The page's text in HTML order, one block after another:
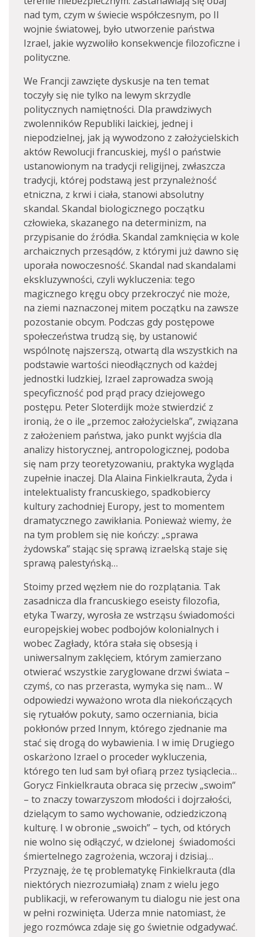
nad tym, czym w świecie współczesnym, po II
wojnie światowej, było utworzenie państwa
Izrael, jakie wyzwoliło konsekwencje filozoficzne i
polityczne.
We Francji zawzięte dyskusje na ten temat
toczyły się nie tylko na lewym skrzydle
politycznych namiętności. Dla prawdziwych
zwolenników Republiki laickiej, jednej i
niepodzielnej, jak ją wywodzono z założycielskich
aktów Rewolucji francuskiej, myśl o państwie
ustanowionym na tradycji religijnej, zwłaszcza
tradycji, której podstawą jest przynależność
etniczna, z krwi i ciała, stanowi absolutny
skandal. Skandal biologicznego początku
człowieka, skazanego na determinizm, na
przypisanie do źródła. Skandal zamknięcia w kole
archaicznych przesądów, z którymi już dawno się
uporała nowoczesność. Skandal nad skandalami
ekskluzywności, czyli wykluczenia: tego
magicznego kręgu obcy przekroczyć nie może,
na ziemi naznaczonej mitem początku na zawsze
pozostanie obcym. Podczas gdy postępowe
społeczeństwa trudzą się, by ustanowić
wspólnotę najszerszą, otwartą dla wszystkich na
podstawie wartości nieodłącznych od każdej
jednostki ludzkiej, Izrael zaprowadza swoją
specyficzność pod prąd pracy dziejowego
postępu. Peter Sloterdijk może stwierdzić z
ironią, że o ile „przemoc założycielska”, związana
z założeniem państwa, jako punkt wyjścia dla
analizy historycznej, antropologicznej, podoba
się nam przy teoretyzowaniu, praktyka wygląda
zupełnie inaczej. Dla Alaina Finkielkrauta, Żyda i
intelektualisty francuskiego, spadkobiercy
kultury zachodniej Europy, jest to momentem
dramatycznego zawikłania. Ponieważ wiemy, że
na tym problem się nie kończy: „sprawa
żydowska” stając się sprawą izraelską staje się
sprawą palestyńską…
Stoimy przed węzłem nie do rozplątania. Tak
zasadnicza dla francuskiego eseisty filozofia,
etyka Twarzy, wyrosła ze wstrząsu świadomości
europejskiej wobec podbojów kolonialnych i
wobec Zagłady, która stała się obsesją i
uniwersalnym zaklęciem, którym zamierzano
otwierać wszystkie zaryglowane drzwi świata –
czymś, co nas przerasta, wymyka się nam… W
odpowiedzi wyważono wrota dla niekończących
się rytuałów pokuty, samo oczerniania, bicia
pokłonów przed Innym, którego zjednanie ma
stać się drogą do wybawienia. I w imię Drugiego
oskarżono Izrael o proceder wykluczenia,
którego ten lud sam był ofiarą przez tysiąclecia…
Gorycz Finkielkrauta obraca się przeciw „swoim”
– to znaczy towarzyszom młodości i dojrzałości,
dzielącym to samo wychowanie, odziedziczoną
kulturę. I w obronie „swoich” – tych, od których
nie wolno się odłączyć, w dzielonej świadomości
śmiertelnego zagrożenia, wczoraj i dzisiaj…
Przyznaję, że tę problematykę Finkielkrauta (dla
niektórych niezrozumiałą) znam z wielu jego
publikacji, w referowanym tu dialogu nie jest ona
w pełni rozwinięta. Uderza mnie natomiast, że
jego rozmówca zdaje się go świetnie odgadywać.